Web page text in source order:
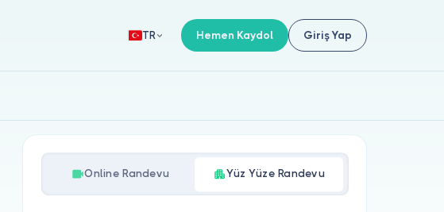
TR Hemen Kaydol Giriş Yap
Online Randevu Yüz Yüze Randevu